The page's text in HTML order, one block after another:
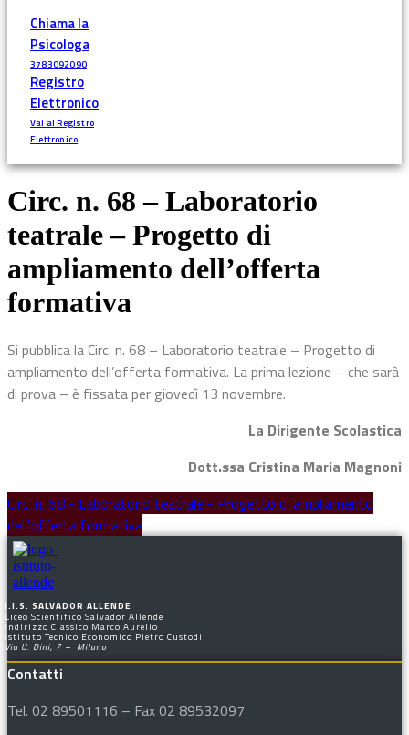
Chiama la
Psicologa
3783092090
Registro
Elettronico
Vai al Registro
Elettronico
Circ. n. 68 – Laboratorio
teatrale – Progetto di
ampliamento dell’offerta
formativa
Si pubblica la Circ. n. 68 – Laboratorio teatrale – Progetto di
ampliamento dell’offerta formativa. La prima lezione – che sarà
di prova – è fissata per giovedì 13 novembre.
La Dirigente Scolastica
Dott.ssa Cristina Maria Magnoni
Circ. n. 68 - Laboratorio teatrale - Progetto di ampliamento
dell'offerta formativa
I.I.S. SALVADOR ALLENDE
Liceo Scientifico Salvador Allende
Indirizzo Classico Marco Aurelio
Istituto Tecnico Economico Pietro Custodi
Via U. Dini, 7 – Milano
Contatti
Tel. 02 89501116 – Fax 02 89532097